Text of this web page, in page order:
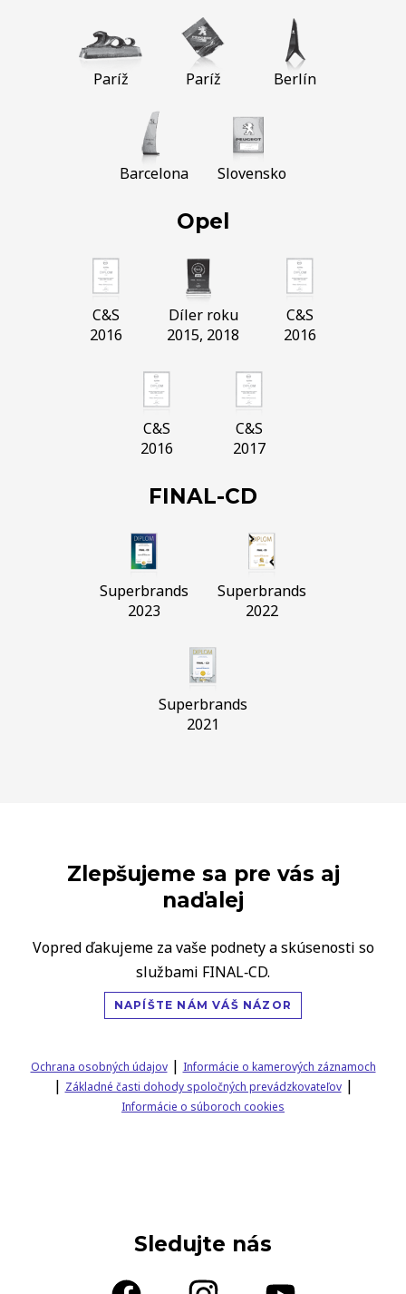
Paríž Paríž Berlín
Barcelona Slovensko
Opel
C&S
2016
Díler roku
2015, 2018
C&S
2016
C&S
2016
C&S
2017
FINAL-CD
Superbrands
2023
Superbrands
2022
Superbrands
2021
Zlepšujeme sa pre vás aj
naďalej
Vopred ďakujeme za vaše podnety a skúsenosti so
službami FINAL‑CD.
NAPÍŠTE NÁM VÁŠ NÁZOR
Ochrana osobných údajov| Informácie o kamerových záznamoch
| Základné časti dohody spoločných prevádzkovateľov|
Informácie o súboroch cookies
Sledujte nás